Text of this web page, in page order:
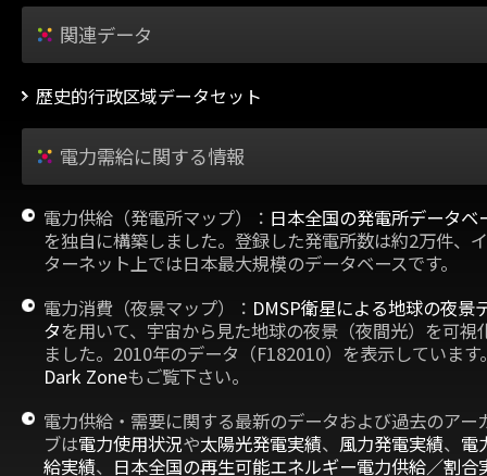
関連データ
歴史的行政区域データセット
電力需給に関する情報
電力供給（発電所マップ）： 日本全国の発電所データベ
を独自に構築しました。登録した発電所数は約2万件、
ターネット上では日本最大規模のデータベースです。
電力消費（夜景マップ）： DMSP衛星による地球の夜景
タを用いて、宇宙から見た地球の夜景（夜間光）を可視
ました。2010年のデータ（F182010）を表示しています
Dark Zoneもご覧下さい。
電力供給・需要に関する最新のデータおよび過去のアー
ブは電力使用状況や太陽光発電実績、 風力発電実績、 電
給実績、 日本全国の再生可能エネルギー電力供給／割合